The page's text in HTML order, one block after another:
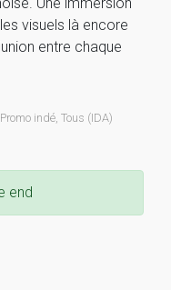
visuels là encore
entre chaque
Promo indé, Tous (IDA)
end